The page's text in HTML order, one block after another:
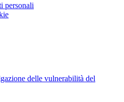
personali
delle vulnerabilità del